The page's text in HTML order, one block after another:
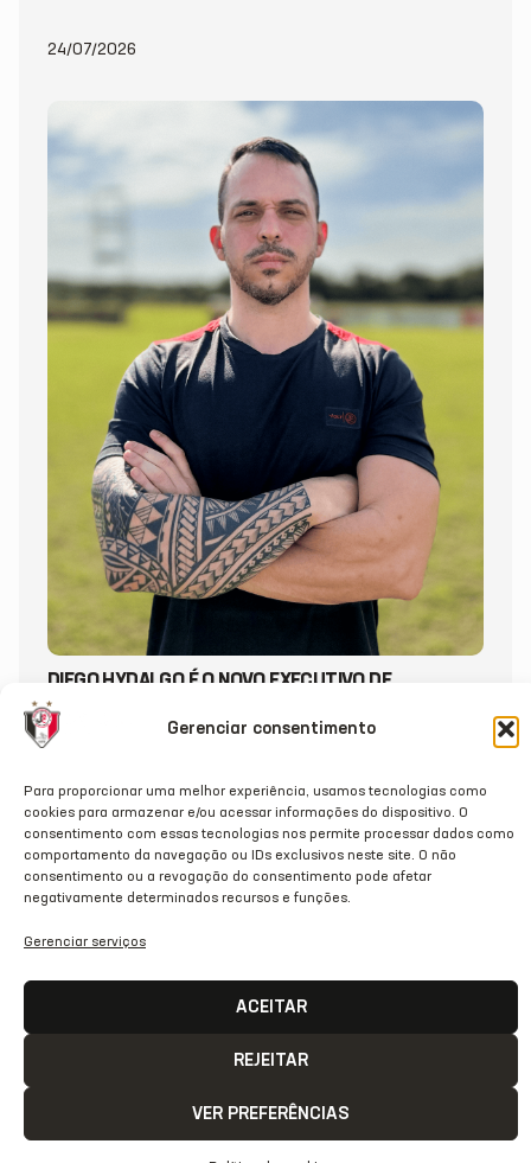
Gerenciar consentimento
Para proporcionar uma melhor experiência, usamos tecnologias como
cookies para armazenar e/ou acessar informações do dispositivo. O
consentimento com essas tecnologias nos permite processar dados como
comportamento da navegação ou IDs exclusivos neste site. O não
consentimento ou a revogação do consentimento pode afetar
negativamente determinados recursos e funções.
Gerenciar serviços
ACEITAR
REJEITAR
VER PREFERÊNCIAS
24/07/2026
DIEGO HYDALGO É O NOVO EXECUTIVO DE
FUTEBOL DO JEC
20/07/2026